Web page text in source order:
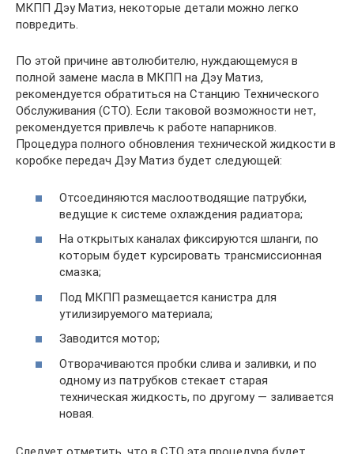
МКПП Дэу Матиз, некоторые детали можно легко
повредить.
По этой причине автолюбителю, нуждающемуся в
полной замене масла в МКПП на Дэу Матиз,
рекомендуется обратиться на Станцию Технического
Обслуживания (СТО). Если таковой возможности нет,
рекомендуется привлечь к работе напарников.
Процедура полного обновления технической жидкости в
коробке передач Дэу Матиз будет следующей:
Отсоединяются маслоотводящие патрубки,
ведущие к системе охлаждения радиатора;
На открытых каналах фиксируются шланги, по
которым будет курсировать трансмиссионная
смазка;
Под МКПП размещается канистра для
утилизируемого материала;
Заводится мотор;
Отворачиваются пробки слива и заливки, и по
одному из патрубков стекает старая
техническая жидкость, по другому — заливается
новая.